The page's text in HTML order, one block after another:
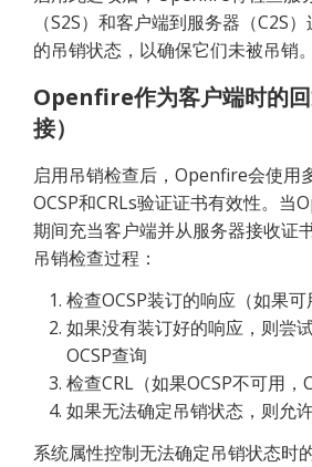
（S2S）和客户端到服务器（C2S
的吊销状态，以确保它们未被吊销。
Openfire作为客户端时的回
接）
启用吊销检查后，Openfire会使用
OCSP和CRLs验证证书有效性。当
期间充当客户端并从服务器接收证
吊销检查过程：
检查OCSP装订的响应（如果可
如果没有装订好的响应，则尝
OCSP查询
检查CRL（如果OCSP不可用，
如果无法确定吊销状态，则允
系统属性控制无法确定吊销状态时